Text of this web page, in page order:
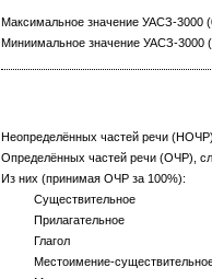
Максимальное значение УАСЗ-3000
Миниимальное значение УАСЗ-3000
Неопределённых частей речи
Определённых частей речи (ОЧР),
Из них (принимая ОЧР за 100%):
Существительное
Прилагательное
Глагол
Местоимение-